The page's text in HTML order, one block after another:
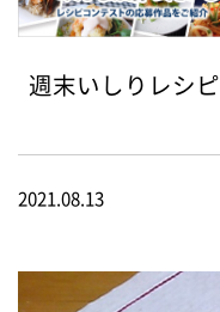
週末いしりレシ
2021.08.13